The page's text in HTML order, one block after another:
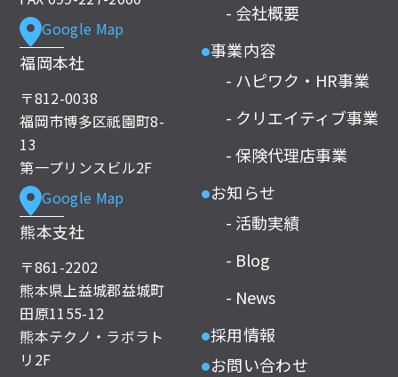
Google Map
福岡本社
〒812-0038
福岡市博多区祇園町8-
13
第一プリンスビル2F
Google Map
熊本支社
〒861-2202
熊本県上益城郡益城町
田原1155-12
熊本テクノ・ラボラト
リ2F
- 会社概要
●事業内容
- ハピワク・HR事業
- クリエイティブ事業
- 保険代理店事業
● お知らせ
- 活動実績
- Blog
- News
●採用情報
● お問い合わせ